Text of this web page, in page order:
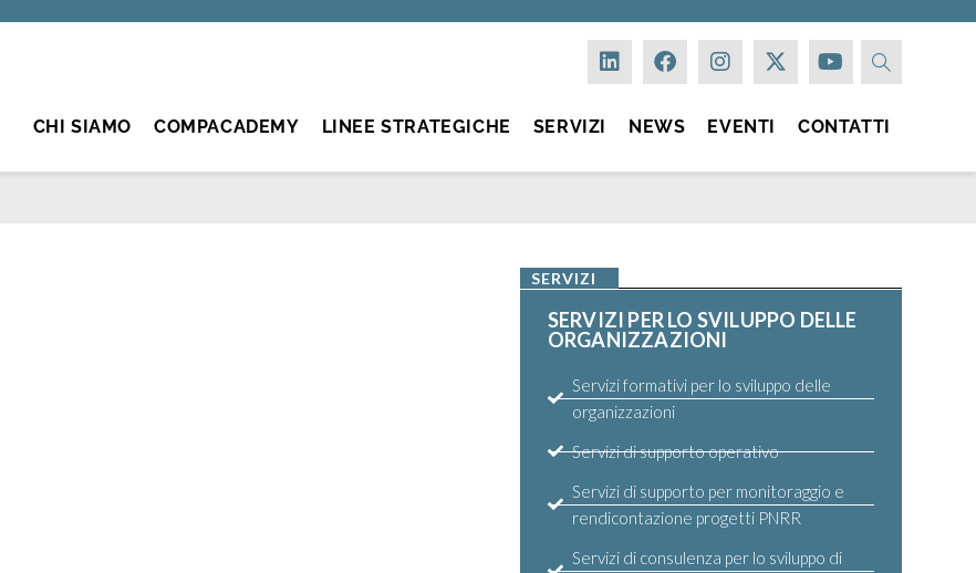
CHI SIAMO COMPACADEMY LINEE STRATEGICHE SERVIZI NEWS EVENTI CONTATTI
SERVIZI
SERVIZI PER LO SVILUPPO DELLE
ORGANIZZAZIONI
Servizi formativi per lo sviluppo delle
organizzazioni
Servizi di supporto operativo
Servizi di supporto per monitoraggio e
rendicontazione progetti PNRR
Servizi di consulenza per lo sviluppo di